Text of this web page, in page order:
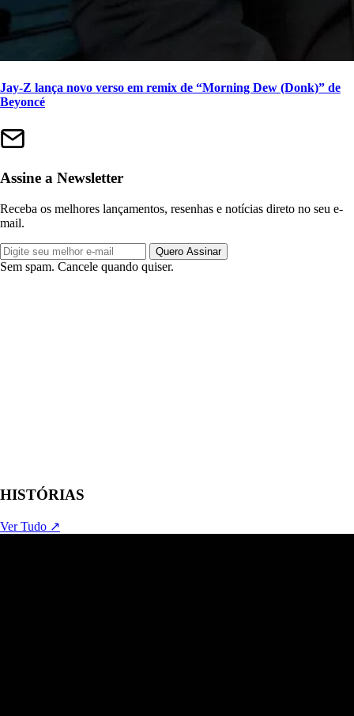
Jay-Z lança novo verso em remix de “Morning Dew (Donk)” de
Beyoncé
Assine a Newsletter
Receba os melhores lançamentos, resenhas e notícias direto no seu e-
mail.
Quero Assinar
Sem spam. Cancele quando quiser.
HISTÓRIAS
Ver Tudo ↗